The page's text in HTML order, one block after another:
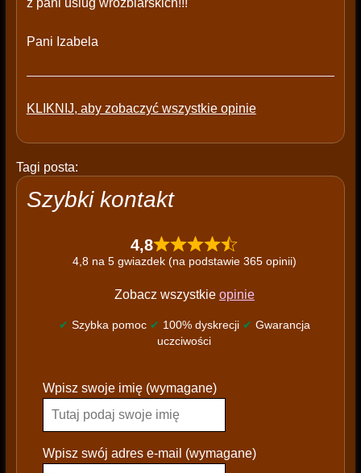
z pani uslug wrozbiarskich!!!"
Pani Izabela
KLIKNIJ, aby zobaczyć wszystkie opinie
Tagi posta:
Szybki kontakt
4,8
4,8 na 5 gwiazdek (na podstawie 365 opinii)
Zobacz wszystkie opinie
✔ Szybka pomoc ✔ 100% dyskrecji ✔ Gwarancja
uczciwości
l
a
s
Wpisz swoje imię (wymagane)
Wpisz swój adres e-mail (wymagane)